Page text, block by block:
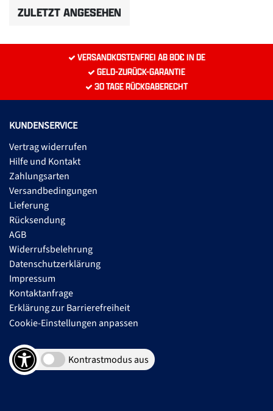
ZULETZT ANGESEHEN
VERSANDKOSTENFREI AB 80€ IN DE
GELD-ZURÜCK-GARANTIE
30 TAGE RÜCKGABERECHT
KUNDENSERVICE
Vertrag widerrufen
Hilfe und Kontakt
Zahlungsarten
Versandbedingungen
Lieferung
Rücksendung
AGB
Widerrufsbelehrung
Datenschutzerklärung
Impressum
Kontaktanfrage
Erklärung zur Barrierefreiheit
Cookie-Einstellungen anpassen
Kontrastmodus aus